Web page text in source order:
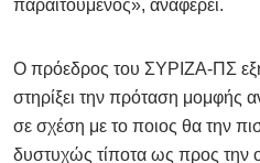
παραιτούμενος», αναφέρει.
Ο πρόεδρος του ΣΥΡΙΖΑ-ΠΣ
στηρίξει την πρόταση μομφής
σε σχέση με το ποιος θα την
δυστυχώς τίποτα ως προς την